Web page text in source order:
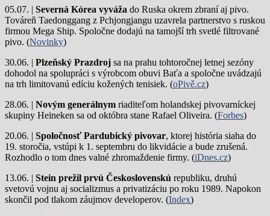
05.07. | Severná Kórea vyváža do Ruska okrem zbraní aj pivo.
Továreň Taedonggang z Pchjongjangu uzavrela partnerstvo s ruskou
firmou Mega Ship. Spoločne dodajú na tamojší trh svetlé filtrované
pivo. (Novinky)
30.06. | Plzeňský Prazdroj sa na prahu tohtoročnej letnej sezóny
dohodol na spolupráci s výrobcom obuvi Baťa a spoločne uvádzajú
na trh limitovanú edíciu kožených tenisiek. (oPivě.cz)
28.06. | Novým generálnym riaditeľom holandskej pivovarníckej
skupiny Heineken sa od októbra stane Rafael Oliveira. (Forbes)
20.06. | Spoločnosť Pardubický pivovar, ktorej história siaha do
19. storočia, vstúpi k 1. septembru do likvidácie a bude zrušená.
Rozhodlo o tom dnes valné zhromaždenie firmy. (iDnes.cz)
13.06. | Stein prežil prvú Československú republiku, druhú
svetovú vojnu aj socializmus a privatizáciu po roku 1989. Napokon
skončil pod tlakom záujmov developerov. (Index)